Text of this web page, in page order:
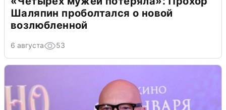
Шаляпин проболтался о новой
возлюбленной
6 августа 53